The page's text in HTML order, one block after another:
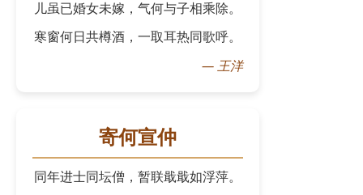
儿虽已婚女未嫁，气何与子相乘除。
寒窗何日共樽酒，一取耳热同歌呼。
—王洋
寄何宣仲
同年进士同坛僧，暂联戢戢如浮萍。